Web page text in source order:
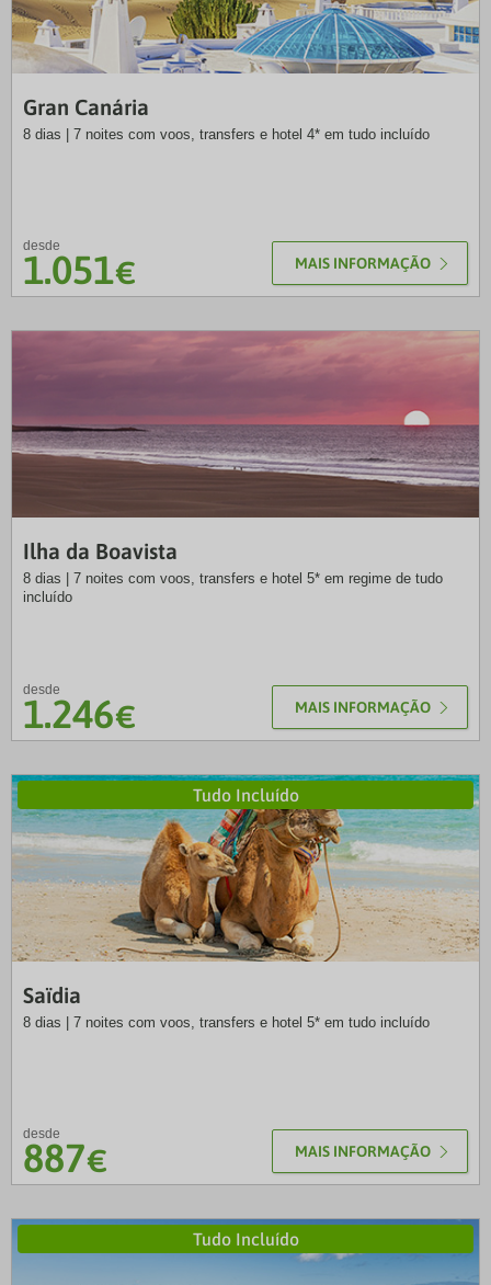
Gran Canária
8 dias | 7 noites com voos, transfers e hotel 4* em tudo incluído
desde
1.051€ MAIS INFORMAÇÃO
Ilha da Boavista
8 dias | 7 noites com voos, transfers e hotel 5* em regime de tudo
incluído
desde
1.246€ MAIS INFORMAÇÃO
Tudo Incluído
Saïdia
8 dias | 7 noites com voos, transfers e hotel 5* em tudo incluído
desde
887€ MAIS INFORMAÇÃO
Tudo Incluído